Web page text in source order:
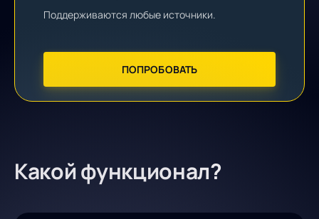
Поддерживаются любые источники.
ПОПРОБОВАТЬ
Какой функционал?